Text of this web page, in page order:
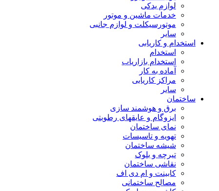
لوازم یدکی
خدمات ماشین و موتور
موتورسیکلت و لوازم جانبی
سایر
استخدام و کاریابی
استخدام
استخدام بازاریاب
آماده به کار
مراکز کاریابی
سایر
ساختمان
برق و هوشمند سازی
ایزوگام و عایقهای رطوبتی
نمای ساختمان
تهویه و تاسیسات
شیشه ساختمان
تیرچه و بلوک
نقاشی ساختمان
کابینت و ام دی اف
مصالح ساختمانی